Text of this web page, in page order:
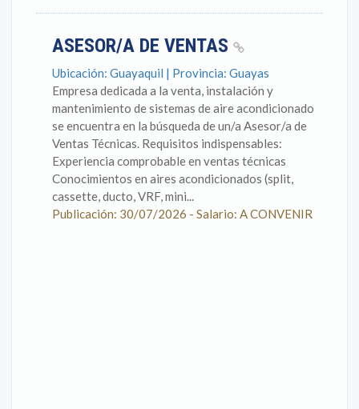
ASESOR/A DE VENTAS
Ubicación: Guayaquil | Provincia: Guayas
Empresa dedicada a la venta, instalación y
mantenimiento de sistemas de aire acondicionado
se encuentra en la búsqueda de un/a Asesor/a de
Ventas Técnicas. Requisitos indispensables:
Experiencia comprobable en ventas técnicas
Conocimientos en aires acondicionados (split,
cassette, ducto, VRF, mini...
Publicación: 30/07/2026 - Salario: A CONVENIR